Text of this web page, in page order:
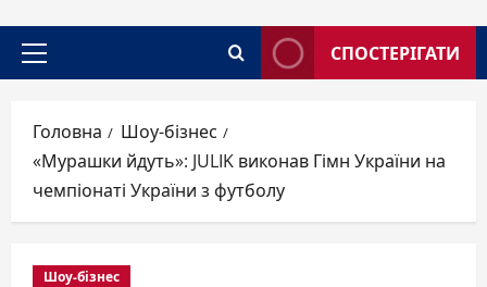
Головне
СПОСТЕРІГАТИ
Головна
Шоу-бізнес
«Мурашки йдуть»: JULIK виконав Гімн України на
чемпіонаті України з футболу
Шоу-бізнес